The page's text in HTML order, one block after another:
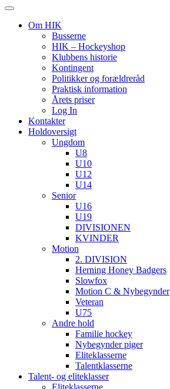
Om HIK
Busserne
HIK – Hockeyshop
Klubbens historie
Kontingent
Politikker og forældreråd
Praktisk information
Årets priser
Log In
Kontakter
Holdoversigt
Ungdom
U8
U10
U12
U14
Senior
U16
U19
DIVISIONEN
KVINDER
Motion
2. DIVISION
Herning Honey Badgers
Slowfox
Motion C & Nybegynder
Veteran
U75
Andre hold
Familie hockey
Nybegynder piger
Eliteklasserne
Talentklasserne
Talent- og eliteklasser
Eliteklasserne